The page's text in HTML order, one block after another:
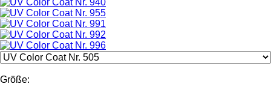
Größe: